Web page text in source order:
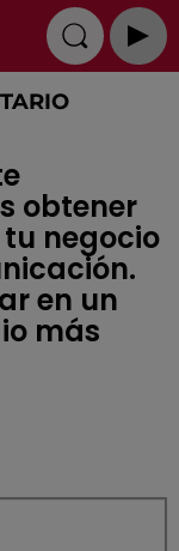
obtener
negocio
en un
más